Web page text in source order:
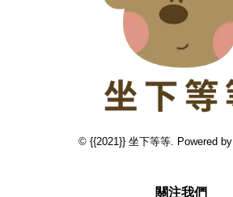
© {{2021}} 坐下等等. Powered by
關注我們